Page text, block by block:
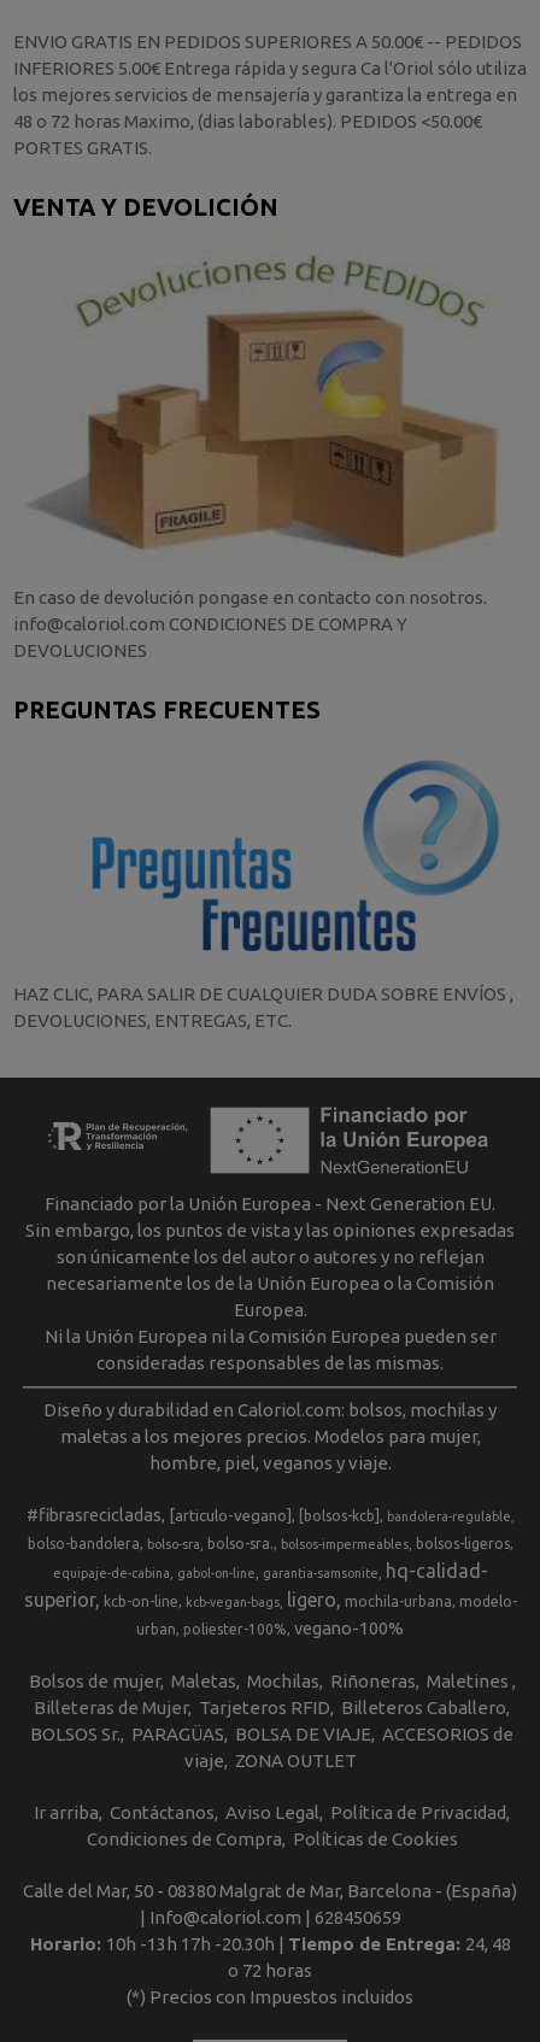
ENVIO GRATIS EN PEDIDOS SUPERIORES A 50.00€ -- PEDIDOS
INFERIORES 5.00€ Entrega rápida y segura Ca l'Oriol sólo utiliza
los mejores servicios de mensajería y garantiza la entrega en
48 o 72 horas Maximo, (dias laborables). PEDIDOS <50.00€
PORTES GRATIS.
VENTA Y DEVOLICIÓN
En caso de devolución pongase en contacto con nosotros.
info@caloriol.com CONDICIONES DE COMPRA Y
DEVOLUCIONES
PREGUNTAS FRECUENTES
HAZ CLIC, PARA SALIR DE CUALQUIER DUDA SOBRE ENVÍOS ,
DEVOLUCIONES, ENTREGAS, ETC.
Financiado por la Unión Europea - Next Generation EU.
Sin embargo, los puntos de vista y las opiniones expresadas
son únicamente los del autor o autores y no reflejan
necesariamente los de la Unión Europea o la Comisión
Europea.
Ni la Unión Europea ni la Comisión Europea pueden ser
consideradas responsables de las mismas.
Diseño y durabilidad en Caloriol.com: bolsos, mochilas y
maletas a los mejores precios. Modelos para mujer,
hombre, piel, veganos y viaje.
#fibrasrecicladas [articulo-vegano] [bolsos-kcb] bandolera-regulable
bolso-bandolera bolso-sra bolso-sra. bolsos-impermeables bolsos-ligeros
equipaje-de-cabina gabol-on-line garantia-samsonite
hq-calidad-
superior
kcb-on-line kcb-vegan-bags ligero mochila-urbana
modelo-
urban
poliester-100% vegano-100%
Bolsos de mujer Maletas Mochilas Riñoneras Maletines
Billeteras de Mujer Tarjeteros RFID
Billeteros Caballero
BOLSOS Sr.
PARAGÜAS BOLSA DE VIAJE ACCESORIOS de
viaje
ZONA OUTLET
Ir arriba Contáctanos Aviso Legal
Política de Privacidad
Condiciones de Compra
Políticas de Cookies
Calle del Mar, 50 - 08380 Malgrat de Mar, Barcelona - (España)
| Info@caloriol.com | 628450659
Horario: 10h -13h 17h -20.30h | Tiempo de Entrega: 24, 48
o 72 horas
(*) Precios con Impuestos incluidos